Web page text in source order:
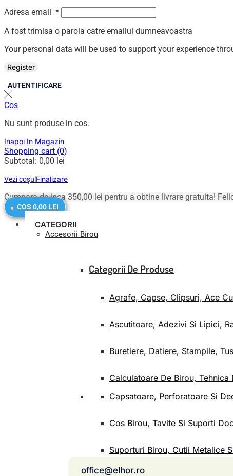
Adresa email *
A fost trimisa o parola catre emailul dumneavoastra
Your personal data will be used to support your experience
Register
AUTENTIFICARE
Cos
Nu sunt produse in cos.
Inapoi In Magazin
Shopping cart (0)
Subtotal: 0,00 lei
Vezi coșul Finalizare
Cumpara de inca 350,00 lei pentru a obtine livrare gratuita!
0 COS 0,00 LEI
CATEGORII
Accesorii Birou
Categorii De Produse
Agrafe, Capse, Clipsuri, Ace
Ascutitoare, Adezivi Si Lipici,
Buretiere, Datiere, Stampile,
Calculatoare De Birou, Tehnica
Capsatoare, Perforatoare Si
Cos Birou, Tavite Si Suporti
Suporturi Birou, Cutii Metalice
office@elhor.ro